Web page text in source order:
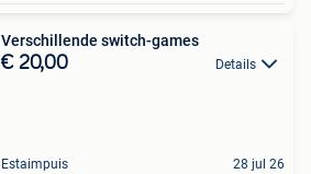
Verschillende switch-games
€ 20,00 Details
Estaimpuis 28 jul 26